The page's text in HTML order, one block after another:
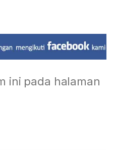
ini pada halaman